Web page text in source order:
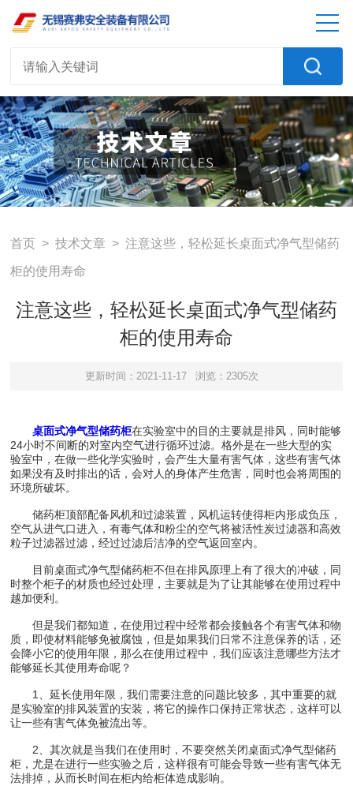
首页 >技术文章 > 注意这些，轻松延长桌面式净气型储药
柜的使用寿命
注意这些，轻松延长桌面式净气型储药
柜的使用寿命
更新时间：2021-11-17 浏览：2305次
桌面式净气型储药柜在实验室中的目的主要就是排风，同时能够
24小时不间断的对室内空气进行循环过滤。格外是在一些大型的实
验室中，在做一些化学实验时，会产生大量有害气体，这些有害气体
如果没有及时排出的话，会对人的身体产生危害，同时也会将周围的
环境所破坏。
储药柜顶部配备风机和过滤装置，风机运转使得柜内形成负压，
空气从进气口进入，有毒气体和粉尘的空气将被活性炭过滤器和高效
粒子过滤器过滤，经过过滤后洁净的空气返回室内。
目前桌面式净气型储药柜不但在排风原理上有了很大的冲破，同
时整个柜子的材质也经过处理，主要就是为了让其能够在使用过程中
越加便利。
但是我们都知道，在使用过程中经常都会接触各个有害气体和物
质，即使材料能够免被腐蚀，但是如果我们日常不注意保养的话，还
会降小它的使用年限，那么在使用过程中，我们应该注意哪些方法才
能够延长其使用寿命呢？
1、延长使用年限，我们需要注意的问题比较多，其中重要的就
是实验室的排风装置的安装，将它的操作口保持正常状态，这样可以
让一些有害气体免被流出等。
2、其次就是当我们在使用时，不要突然关闭桌面式净气型储药
柜，尤是在进行一些实验之后，这样很有可能会导致一些有害气体无
法排掉，从而长时间在柜内给柜体造成影响。